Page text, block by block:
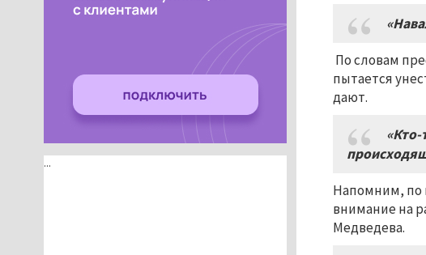
По словам
пытается
дают.
«Кто-
Напомним, по
внимание на
Медведева.
...